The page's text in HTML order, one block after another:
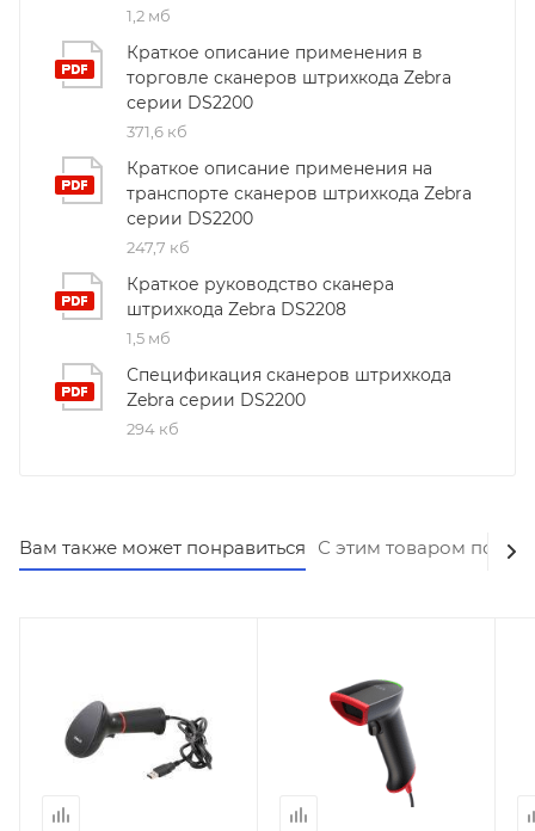
1,2 мб
Краткое описание применения в
торговле сканеров штрихкода Zebra
серии DS2200
371,6 кб
Краткое описание применения на
транспорте сканеров штрихкода Zebra
серии DS2200
247,7 кб
Краткое руководство сканера
штрихкода Zebra DS2208
1,5 мб
Спецификация сканеров штрихкода
Zebra серии DS2200
294 кб
Вам также может понравиться С этим товаром